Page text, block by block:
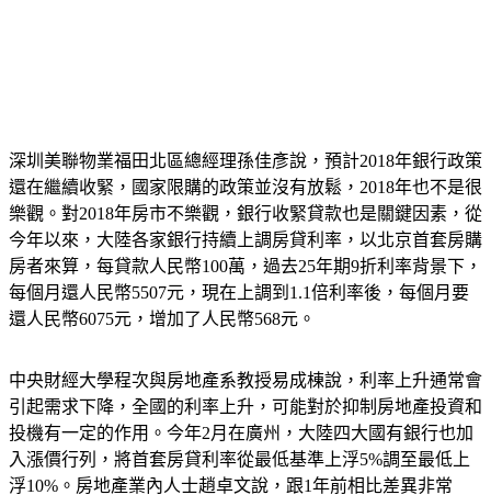
深圳美聯物業福田北區總經理孫佳彥說，預計2018年銀行政策
還在繼續收緊，國家限購的政策並沒有放鬆，2018年也不是很
樂觀。對2018年房市不樂觀，銀行收緊貸款也是關鍵因素，從
今年以來，大陸各家銀行持續上調房貸利率，以北京首套房購
房者來算，每貸款人民幣100萬，過去25年期9折利率背景下，
每個月還人民幣5507元，現在上調到1.1倍利率後，每個月要
還人民幣6075元，增加了人民幣568元。
中央財經大學程次與房地產系教授易成棟說，利率上升通常會
引起需求下降，全國的利率上升，可能對於抑制房地產投資和
投機有一定的作用。今年2月在廣州，大陸四大國有銀行也加
入漲價行列，將首套房貸利率從最低基準上浮5%調至最低上
浮10%。房地產業內人士趙卓文說，跟1年前相比差異非常